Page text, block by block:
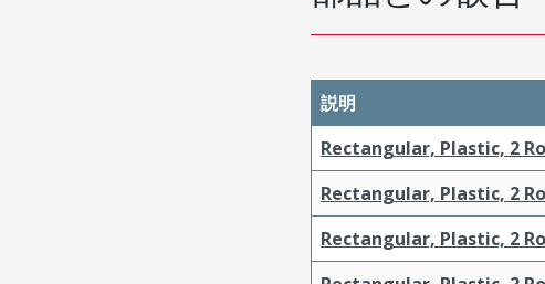
説明
Rectangular, Plastic, 2
Rectangular, Plastic, 2
Rectangular, Plastic, 2